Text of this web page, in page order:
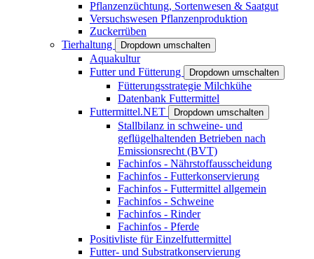
Pflanzenzüchtung, Sortenwesen & Saatgut
Versuchswesen Pflanzenproduktion
Zuckerrüben
Tierhaltung
Dropdown umschalten
Aquakultur
Futter und Fütterung
Dropdown umschalten
Fütterungsstrategie Milchkühe
Datenbank Futtermittel
Futtermittel.NET
Dropdown umschalten
Stallbilanz in schweine- und
geflügelhaltenden Betrieben nach
Emissionsrecht (BVT)
Fachinfos - Nährstoffausscheidung
Fachinfos - Futterkonservierung
Fachinfos - Futtermittel allgemein
Fachinfos - Schweine
Fachinfos - Rinder
Fachinfos - Pferde
Positivliste für Einzelfuttermittel
Futter- und Substratkonservierung